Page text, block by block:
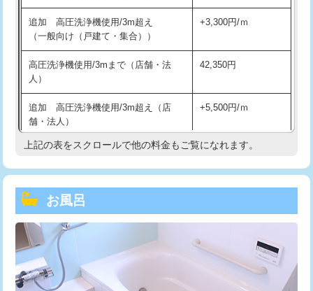
追加 高圧洗浄機使用/3m超え
（一般向け（戸建て・集合））
+3,300円/ｍ
高圧洗浄機使用/3mまで（店舗・法
人）
42,350円
追加 高圧洗浄機使用/3m超え（店
舗・法人）
+5,500円/ｍ
高度高圧洗浄換 現地調査
トーラー機使用/3mまで
追加トーラー機使用/3m超え
カメラ調査 33,000円
上記の表をスクロールで他の料金もご覧になれます。
お風呂